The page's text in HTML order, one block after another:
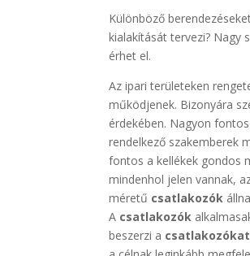
Különböző
kialakítását tervezi? Nagy
érhet el.
Az ipari területeken
működjenek. Bizonyára
érdekében. Nagyon
rendelkező szakemberek
fontos a kellékek gondos
mindenhol jelen vannak,
méretű csatlakozók
A csatlakozók
beszerzi a csatlakozókat